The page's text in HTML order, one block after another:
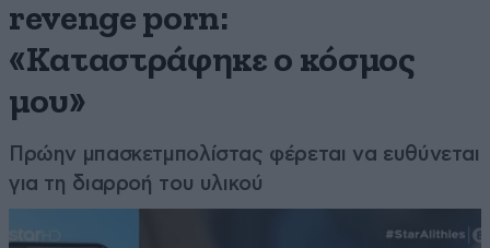
revenge porn:
«Καταστράφηκε ο κόσμος
μου»
Πρώην μπασκετμπολίστας φέρεται να ευθύνεται
για τη διαρροή του υλικού